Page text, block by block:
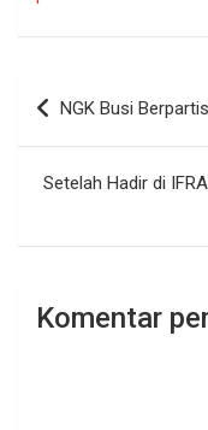
Navigasi
pos
NGK Busi
Setelah Hadir di
Komentar